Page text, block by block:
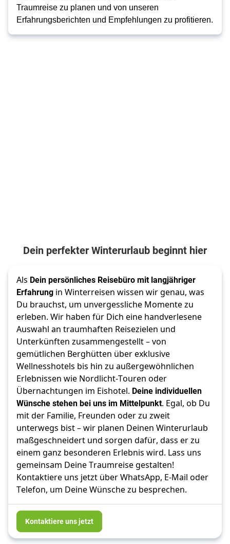
Traumreise zu planen und von unseren
Erfahrungsberichten und Empfehlungen zu profitieren.
Dein perfekter Winterurlaub beginnt hier
Als Dein persönliches Reisebüro mit langjähriger
Erfahrung in Winterreisen wissen wir genau, was
Du brauchst, um unvergessliche Momente zu
erleben. Wir haben für Dich eine handverlesene
Auswahl an traumhaften Reisezielen und
Unterkünften zusammengestellt – von
gemütlichen Berghütten über exklusive
Wellnesshotels bis hin zu außergewöhnlichen
Erlebnissen wie Nordlicht-Touren oder
Übernachtungen im Eishotel. Deine individuellen
Wünsche stehen bei uns im Mittelpunkt. Egal, ob Du
mit der Familie, Freunden oder zu zweit
unterwegs bist – wir planen Deinen Winterurlaub
maßgeschneidert und sorgen dafür, dass er zu
einem ganz besonderen Erlebnis wird. Lass uns
gemeinsam Deine Traumreise gestalten!
Kontaktiere uns jetzt über WhatsApp, E-Mail oder
Telefon, um Deine Wünsche zu besprechen.
Kontaktiere uns jetzt